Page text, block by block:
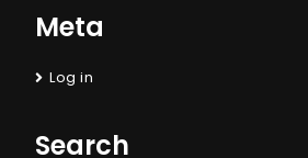
Meta
Log in
Search